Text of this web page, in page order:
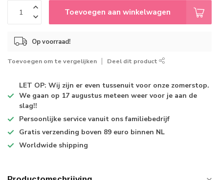
Toevoegen aan winkelwagen
Op voorraad!
Toevoegen om te vergelijken Deel dit product
LET OP: Wij zijn er even tussenuit voor onze zomerstop.
We gaan op 17 augustus meteen weer voor je aan de
slag!!
Persoonlijke service vanuit ons familiebedrijf
Gratis verzending boven 89 euro binnen NL
Worldwide shipping